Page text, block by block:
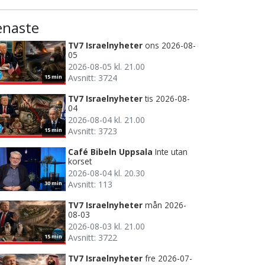
15 min
TV7 Israelnyheter ons 2026-08-
05
2026-08-05 kl. 21.00
Avsnitt: 3724
15 min
TV7 Israelnyheter tis 2026-08-
04
2026-08-04 kl. 21.00
Avsnitt: 3723
30 min
Café Bibeln Uppsala Inte utan
korset
2026-08-04 kl. 20.30
Avsnitt: 113
15 min
TV7 Israelnyheter mån 2026-
08-03
2026-08-03 kl. 21.00
Avsnitt: 3722
TV7 Israelnyheter fre 2026-07-